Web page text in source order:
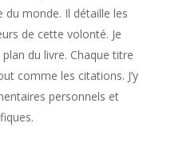
du monde. Il détaille les
de cette volonté. Je
du livre. Chaque titre
comme les citations. J’y
personnels et